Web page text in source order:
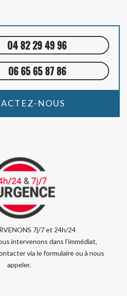
04 82 29 49 96
06 65 65 87 86
NOUS
7j/7 et 24h/24
intervenons dans l’immédiat,
via le formulaire ou à nous
appeler.